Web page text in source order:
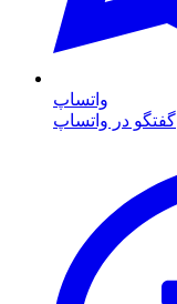
واتساپ
گفتگو در واتساپ